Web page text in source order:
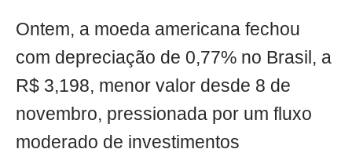
Ontem, a moeda americana fechou
com depreciação de 0,77% no Brasil, a
R$ 3,198, menor valor desde 8 de
novembro, pressionada por um fluxo
moderado de investimentos